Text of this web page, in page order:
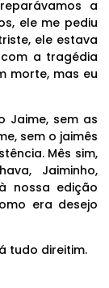
a
ele me pediu
ele estava
a tragédia
morte, mas eu
Jaime, sem as
sem o jaimês
Mês sim,
Jaiminho,
nossa edição
era desejo
tudo direitim.